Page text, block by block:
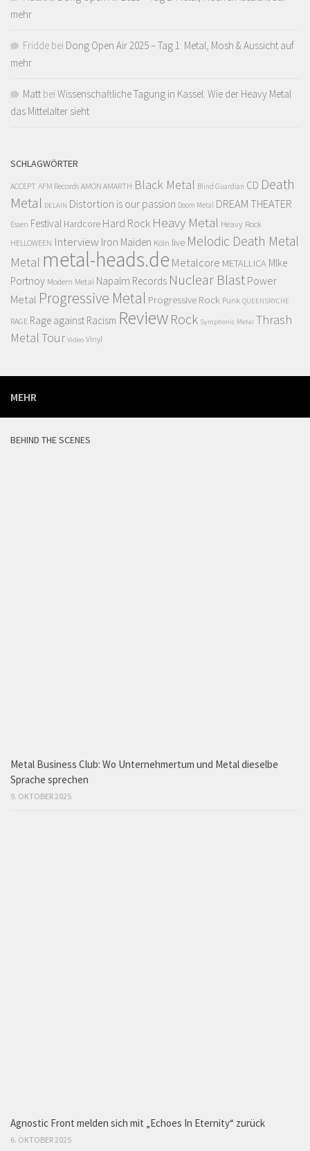
mehr
Fridde bei Dong Open Air 2025 – Tag 1: Metal, Mosh & Aussicht auf
mehr
Matt bei Wissenschaftliche Tagung in Kassel: Wie der Heavy Metal
das Mittelalter sieht
SCHLAGWÖRTER
ACCEPT AFM Records AMON AMARTH Black Metal Blind Guardian CD Death
Metal DELAIN Distortion is our passion Doom Metal DREAM THEATER
Essen Festival Hardcore Hard Rock Heavy Metal Heavy Rock
HELLOWEEN Interview Iron Maiden Köln live Melodic Death Metal
Metal metal-heads.de Metalcore METALLICA MIke
Portnoy Modern Metal Napalm Records Nuclear Blast Power
Metal Progressive Metal Progressive Rock Punk QUEENSRYCHE
RAGE Rage against Racism Review Rock Symphonic Metal Thrash
MetalTour Video Vinyl
MEHR
BEHIND THE SCENES
Metal Business Club: Wo Unternehmertum und Metal dieselbe
Sprache sprechen
9. OKTOBER 2025
Agnostic Front melden sich mit „Echoes In Eternity“ zurück
6. OKTOBER 2025